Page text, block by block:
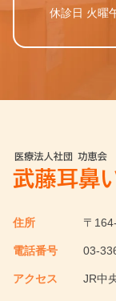
休診日 火曜
住所 〒
電話番号 03-
アクセス JR中